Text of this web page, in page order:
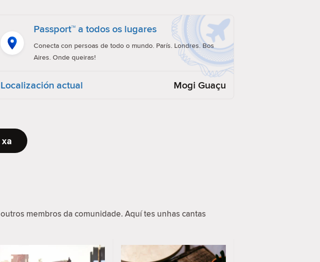
Passport™ a todos os lugares
Conecta con persoas de todo o mundo. París. Londres. Bos
Aires. Onde queiras!
Localización actual Mogi Guaçu
membros da comunidade. Aquí tes unhas cantas